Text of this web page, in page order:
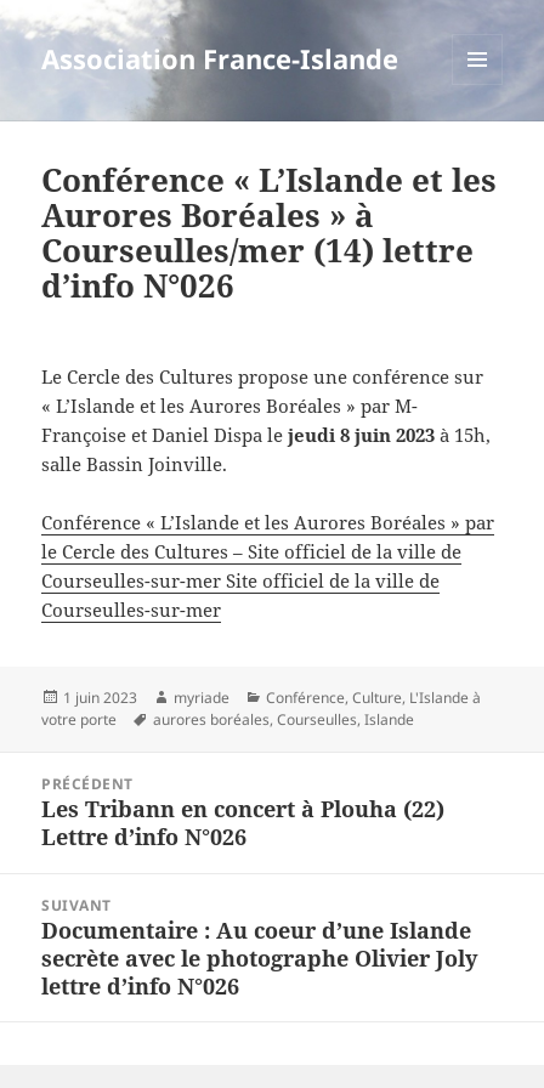
Association France-Islande
Conférence « L’Islande et les
Aurores Boréales » à
Courseulles/mer (14) lettre
d’info N°026
Le Cercle des Cultures propose une conférence sur
« L’Islande et les Aurores Boréales » par M-
Françoise et Daniel Dispa lejeudi 8 juin 2023 à 15h,
salle Bassin Joinville.
Conférence « L’Islande et les Aurores Boréales » par
le Cercle des Cultures – Site officiel de la ville de
Courseulles-sur-mer Site officiel de la ville de
Courseulles-sur-mer
Publié
le
1 juin 2023 Auteur
myriade Catégories
Conférence,Culture, L'Islande à
votre porte
Mots-
aurores boréales,Courseulles,Islande
l’article
PRÉCÉDENT
Article
précédent :
Les Tribann en concert à Plouha (22)
Lettre d’info N°026
SUIVANT
Article
suivant :
Documentaire : Au coeur d’une Islande
secrète avec le photographe Olivier Joly
lettre d’info N°026